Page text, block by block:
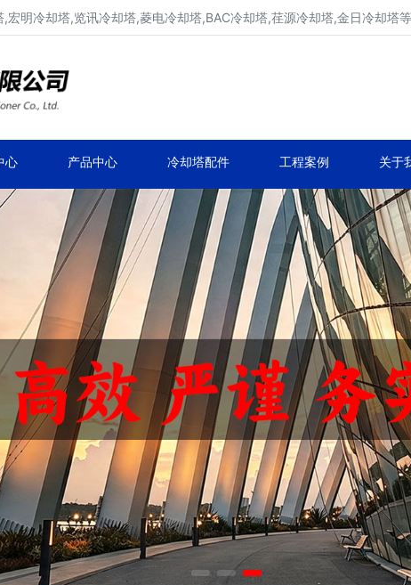
明冷却塔,览讯冷却塔,菱电冷却塔,BAC冷却塔,荏源冷却塔,金日冷却塔等
心 产品中心 冷却塔配件 工程案例 关于